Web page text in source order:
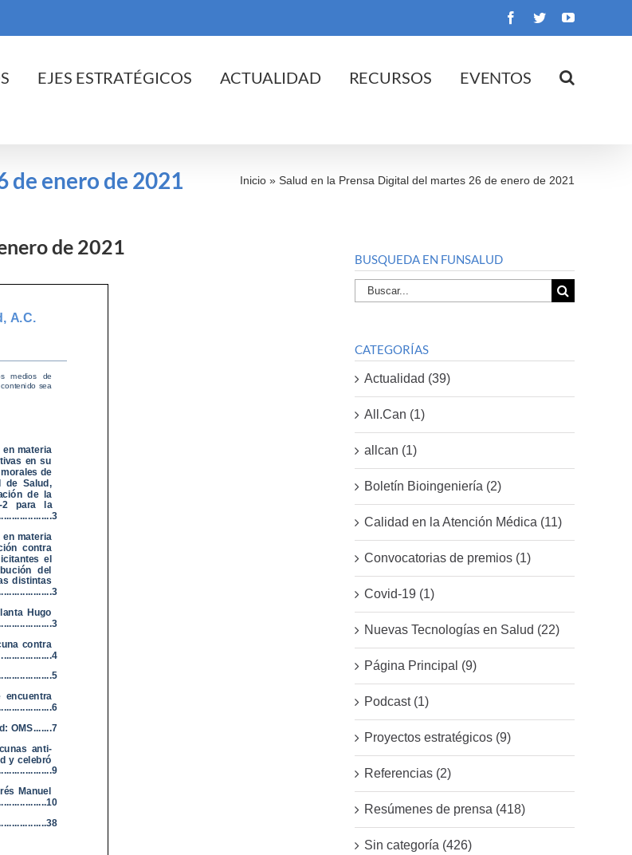
Facebook
TwitterYouTube
EJES ESTRATÉGICOS ACTUALIDAD RECURSOS EVENTOS
de enero de 2021 Inicio » Salud en la Prensa Digital del martes 26 de enero de 2021
de 2021
BUSQUEDA EN FUNSALUD
Buscar
por:
CATEGORÍAS
Actualidad (39)
All.Can (1)
allcan (1)
Boletín Bioingeniería (2)
Calidad en la Atención Médica (11)
Convocatorias de premios (1)
Covid-19 (1)
Nuevas Tecnologías en Salud (22)
Página Principal (9)
Podcast (1)
Proyectos estratégicos (9)
Referencias (2)
Resúmenes de prensa (418)
Sin categoría (426)